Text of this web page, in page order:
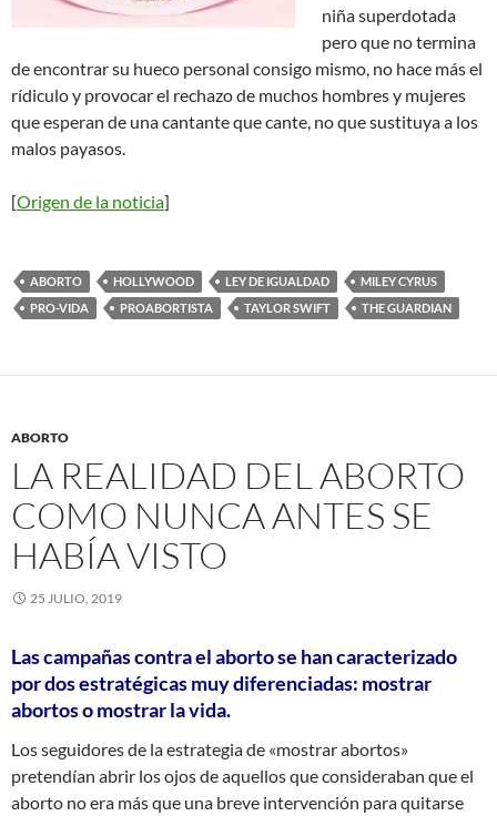
niña superdotada
pero que no termina
de encontrar su hueco personal consigo mismo, no hace más el
rídiculo y provocar el rechazo de muchos hombres y mujeres
que esperan de una cantante que cante, no que sustituya a los
malos payasos.
[Origen de la noticia]
ABORTO HOLLYWOOD LEY DE IGUALDAD
MILEY CYRUS
PRO-VIDA
PROABORTISTA TAYLOR SWIFT THE GUARDIAN
ABORTO
LA REALIDAD DEL ABORTO
COMO NUNCA ANTES SE
HABÍA VISTO
25 JULIO, 2019
Las campañas contra el aborto se han caracterizado
por dos estratégicas muy diferenciadas: mostrar
abortos o mostrar la vida.
Los seguidores de la estrategia de «mostrar abortos»
pretendían abrir los ojos de aquellos que consideraban que el
aborto no era más que una breve intervención para quitarse